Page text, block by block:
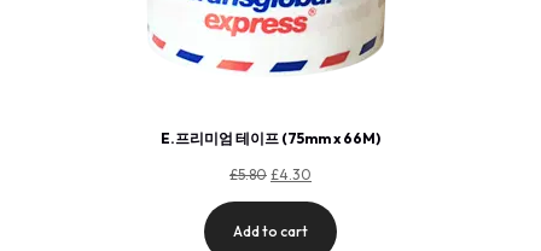
E.프리미엄 테이프 (75mm x 66M)
£5.80 £4.30
Add to cart